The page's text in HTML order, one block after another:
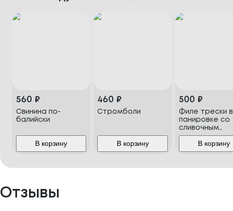
560 ₽
Свинина по-
балийски
В корзину
460 ₽
Стромболи
В корзину
500 ₽
Филе трески в
панировке со
сливочным
кремом
В корзину
Отзывы